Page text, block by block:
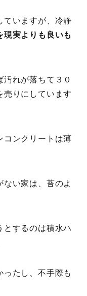
ていますが、冷静
現実よりも良いも
れが落ちて３０
売りにしています
コンクリートは薄
い家は、苔のよ
とするのは積水ハ
ったし、不手際も